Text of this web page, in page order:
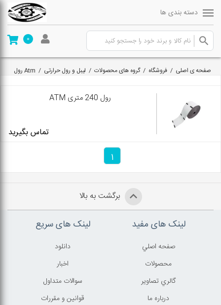
دسته بندی ها
0
صفحه ی اصلی / فروشگاه /گروه های محصولات / لیبل و رول حرارتی / Atm رول
رول 240 متری ATM
تماس بگیرید
1
برگشت به بالا
لینک های مفید
صفحه اصلي
محصولات
گالري تصاوير
درباره ما
لینک های سریع
دانلود
اخبار
سوالات متداول
قوانين و مقررات